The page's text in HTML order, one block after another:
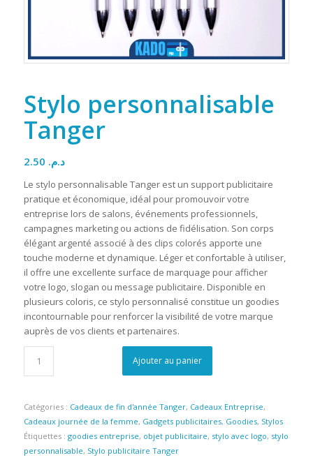
Stylo personnalisable
Tanger
د.م.
Le stylo personnalisable Tanger est un support publicitaire
pratique et économique, idéal pour promouvoir votre
entreprise lors de salons, événements professionnels,
campagnes marketing ou actions de fidélisation. Son corps
élégant argenté associé à des clips colorés apporte une
touche moderne et dynamique. Léger et confortable à utiliser,
il offre une excellente surface de marquage pour afficher
votre logo, slogan ou message publicitaire. Disponible en
plusieurs coloris, ce stylo personnalisé constitue un goodies
incontournable pour renforcer la visibilité de votre marque
auprès de vos clients et partenaires.
Ajouter au panier
Catégories : Cadeaux de fin d'année Tanger, Cadeaux Entreprise,
Cadeaux journée de la femme, Gadgets publicitaires, Goodies, Stylos
Étiquettes : goodies entreprise, objet publicitaire, stylo avec logo, stylo
personnalisable, Stylo publicitaire Tanger